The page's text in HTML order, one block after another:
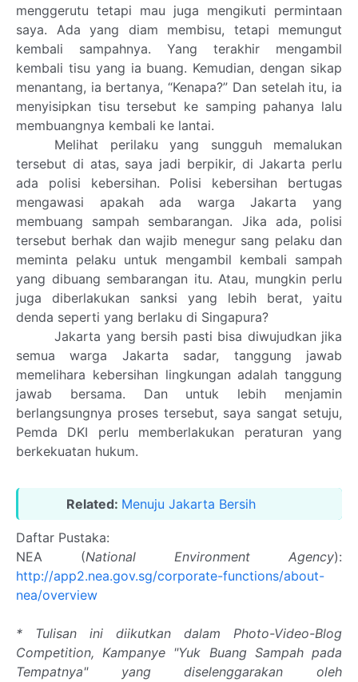
menggerutu tetapi mau juga mengikuti permintaan
saya. Ada yang diam membisu, tetapi memungut
kembali sampahnya. Yang terakhir mengambil
kembali tisu yang ia buang. Kemudian, dengan sikap
menantang, ia bertanya, “Kenapa?” Dan setelah itu, ia
menyisipkan tisu tersebut ke samping pahanya lalu
membuangnya kembali ke lantai.
Melihat perilaku yang sungguh memalukan
tersebut di atas, saya jadi berpikir, di Jakarta perlu
ada polisi kebersihan. Polisi kebersihan bertugas
mengawasi apakah ada warga Jakarta yang
membuang sampah sembarangan. Jika ada, polisi
tersebut berhak dan wajib menegur sang pelaku dan
meminta pelaku untuk mengambil kembali sampah
yang dibuang sembarangan itu. Atau, mungkin perlu
juga diberlakukan sanksi yang lebih berat, yaitu
denda seperti yang berlaku di Singapura?
Jakarta yang bersih pasti bisa diwujudkan jika
semua warga Jakarta sadar, tanggung jawab
memelihara kebersihan lingkungan adalah tanggung
jawab bersama. Dan untuk lebih menjamin
berlangsungnya proses tersebut, saya sangat setuju,
Pemda DKI perlu memberlakukan peraturan yang
berkekuatan hukum.
Related: Menuju Jakarta Bersih
Daftar Pustaka:
NEA (National Environment Agency):
http://app2.nea.gov.sg/corporate-functions/about-
nea/overview
* Tulisan ini diikutkan dalam Photo-Video-Blog
Competition, Kampanye "Yuk Buang Sampah pada
Tempatnya" yang diselenggarakan oleh